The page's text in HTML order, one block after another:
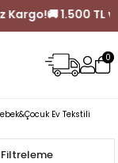
Kargo!🚚
0
Ev Tekstili
Filtreleme